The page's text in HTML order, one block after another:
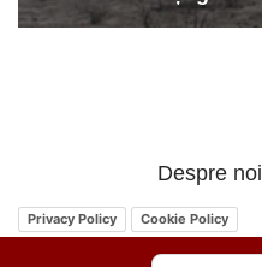
Despre noi
Privacy Policy Cookie Policy